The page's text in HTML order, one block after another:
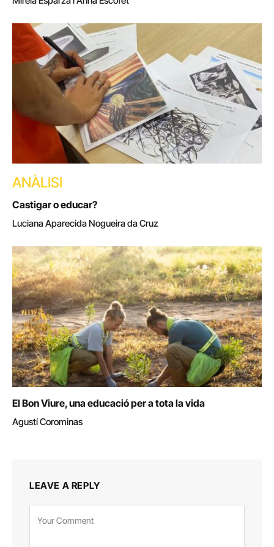
ANÀLISI
Castigar o educar?
Luciana Aparecida Nogueira da Cruz
El Bon Viure, una educació per a tota la vida
Agustí Corominas
LEAVE A REPLY